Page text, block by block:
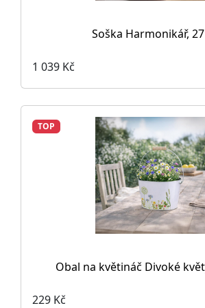
Soška Harmonikář,
1 039 Kč
TOP
Obal na květináč Divoké
229 Kč